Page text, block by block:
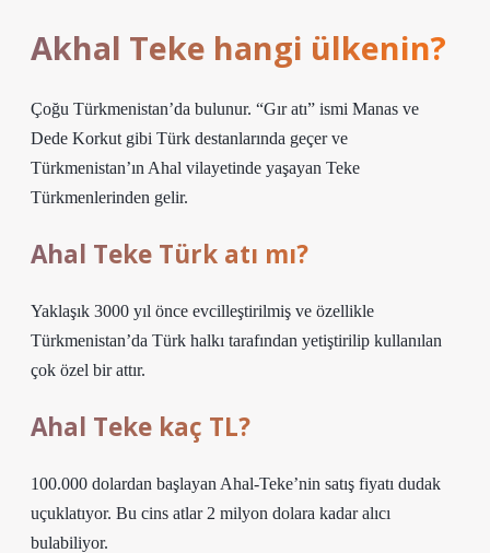
Akhal Teke hangi ülkenin?
Çoğu Türkmenistan’da bulunur. “Gır atı” ismi Manas ve
Dede Korkut gibi Türk destanlarında geçer ve
Türkmenistan’ın Ahal vilayetinde yaşayan Teke
Türkmenlerinden gelir.
Ahal Teke Türk atı mı?
Yaklaşık 3000 yıl önce evcilleştirilmiş ve özellikle
Türkmenistan’da Türk halkı tarafından yetiştirilip kullanılan
çok özel bir attır.
Ahal Teke kaç TL?
100.000 dolardan başlayan Ahal-Teke’nin satış fiyatı dudak
uçuklatıyor. Bu cins atlar 2 milyon dolara kadar alıcı
bulabiliyor.